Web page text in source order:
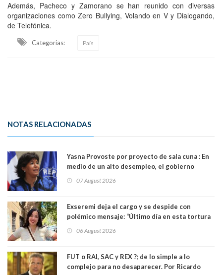
Además, Pacheco y Zamorano se han reunido con diversas
organizaciones como Zero Bullying, Volando en V y Dialogando,
de Telefónica.
Categorias: País
NOTAS RELACIONADAS
Yasna Provoste por proyecto de sala cuna : En
medio de un alto desempleo, el gobierno
07 August 2026
Exseremi deja el cargo y se despide con
polémico mensaje: “Último día en esta tortura
06 August 2026
FUT o RAI, SAC y REX ?; de lo simple a lo
complejo para no desaparecer. Por Ricardo